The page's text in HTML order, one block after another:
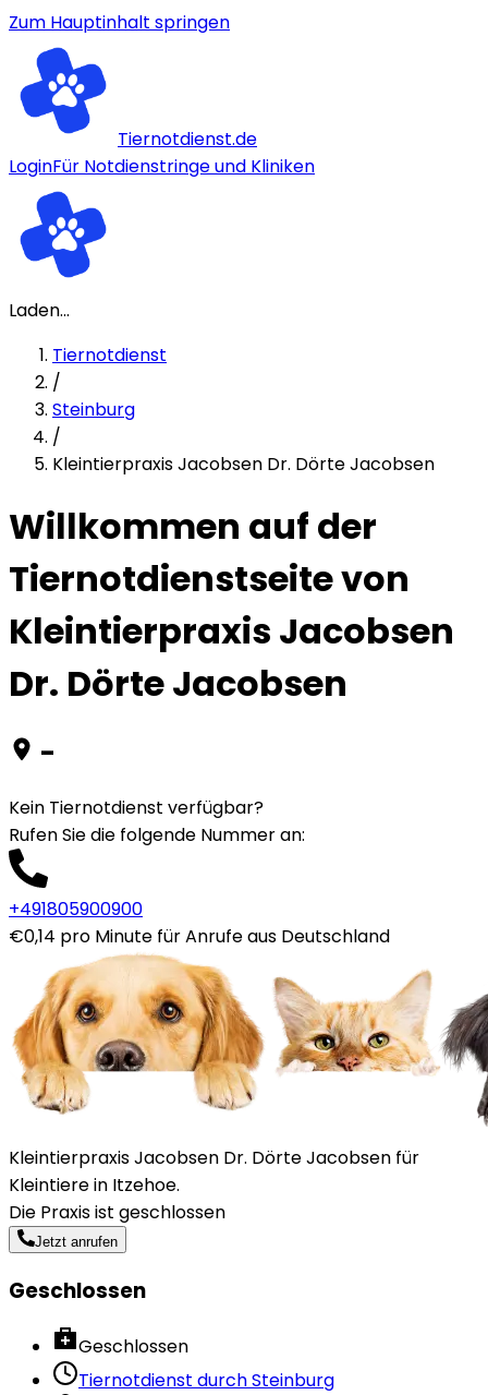
Zum Hauptinhalt springen
Tiernotdienst.de
LoginFür Notdienstringe und Kliniken
Laden...
Tiernotdienst
/
Steinburg
/
Kleintierpraxis Jacobsen Dr. Dörte Jacobsen
Willkommen auf der
Tiernotdienstseite von
Kleintierpraxis Jacobsen
Dr. Dörte Jacobsen
-
Kein Tiernotdienst verfügbar?
Rufen Sie die folgende Nummer an:
+491805900900
€0,14 pro Minute für Anrufe aus Deutschland
Kleintierpraxis Jacobsen Dr. Dörte Jacobsen für
Kleintiere in Itzehoe.
Die Praxis ist geschlossen
Jetzt anrufen
Geschlossen
Geschlossen
Tiernotdienst durchSteinburg